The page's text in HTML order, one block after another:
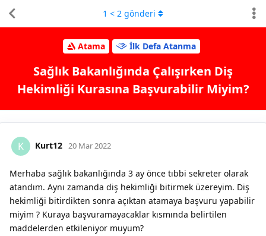
Atama İlk Defa Atanma
Sağlık Bakanlığında Çalışırken Diş
Hekimliği Kurasına Başvurabilir Miyim?
1 < 2 gönderi
K Kurt12 20 Mar 2022
Merhaba sağlık bakanlığında 3 ay önce tıbbi sekreter olarak
atandım. Aynı zamanda diş hekimliği bitirmek üzereyim. Diş
hekimliği bitirdikten sonra açıktan atamaya başvuru yapabilir
miyim ? Kuraya başvuramayacaklar kısmında belirtilen
maddelerden etkileniyor muyum?